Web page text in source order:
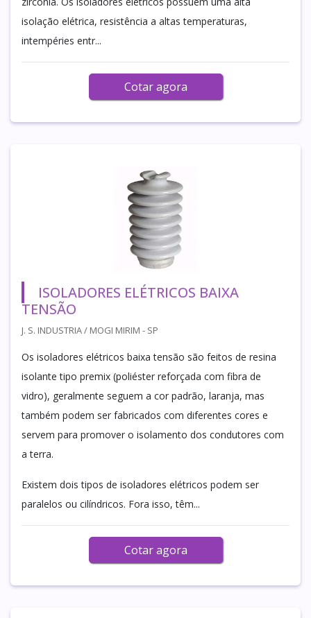
isolação elétrica, resistência a altas temperaturas,
intempéries entr...
Cotar agora
ISOLADORES ELÉTRICOS BAIXA
TENSÃO
J. S. INDUSTRIA / MOGI MIRIM - SP
Os isoladores elétricos baixa tensão são feitos de resina
isolante tipo premix (poliéster reforçada com fibra de
vidro), geralmente seguem a cor padrão, laranja, mas
também podem ser fabricados com diferentes cores e
servem para promover o isolamento dos condutores com
a terra.
Existem dois tipos de isoladores elétricos podem ser
paralelos ou cilíndricos. Fora isso, têm...
Cotar agora